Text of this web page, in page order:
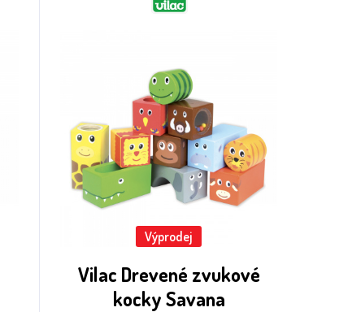
Výprodej
Vilac Drevené zvukové
kocky Savana